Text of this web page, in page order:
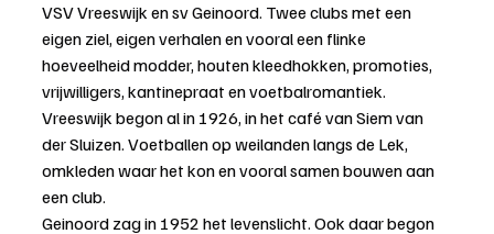
VSV Vreeswijk en sv Geinoord. Twee clubs met een
eigen ziel, eigen verhalen en vooral een flinke
hoeveelheid modder, houten kleedhokken, promoties,
vrijwilligers, kantinepraat en voetbalromantiek.
Vreeswijk begon al in 1926, in het café van Siem van
der Sluizen. Voetballen op weilanden langs de Lek,
omkleden waar het kon en vooral samen bouwen aan
een club.
Geinoord zag in 1952 het levenslicht. Ook daar begon